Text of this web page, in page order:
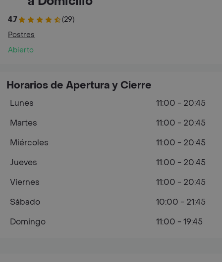
4.7
(29)
Postres
Abierto
Horarios de Apertura y Cierre
Lunes
11:00 - 20:45
Martes
11:00 - 20:45
Miércoles
11:00 - 20:45
Jueves
11:00 - 20:45
Viernes
11:00 - 20:45
Sábado
10:00 - 21:45
Domingo
11:00 - 19:45